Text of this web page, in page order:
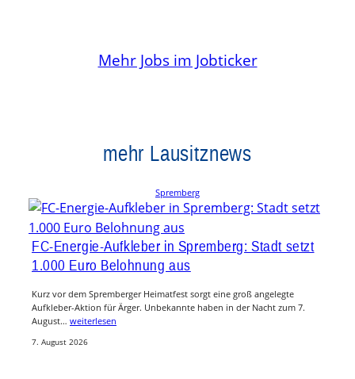
Mehr Jobs im Jobticker
mehr Lausitznews
Spremberg
FC-Energie-Aufkleber in Spremberg: Stadt setzt
1.000 Euro Belohnung aus
Kurz vor dem Spremberger Heimatfest sorgt eine groß angelegte
Aufkleber-Aktion für Ärger. Unbekannte haben in der Nacht zum 7.
August… weiterlesen
7. August 2026